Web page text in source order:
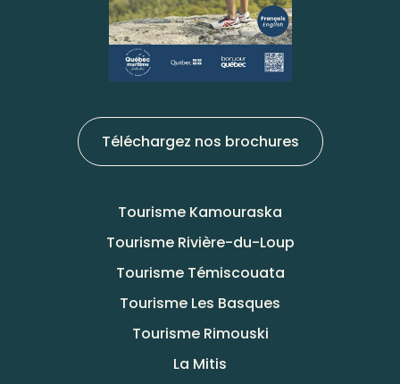
Téléchargez nos brochures
Tourisme Kamouraska
Tourisme Rivière-du-Loup
Tourisme Témiscouata
Tourisme Les Basques
Tourisme Rimouski
La Mitis